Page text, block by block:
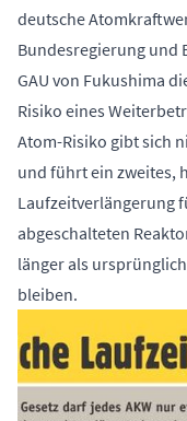
deutsche
Bundesregierung und
GAU von Fukushima
Risiko eines
Atom-Risiko gibt sich
und führt ein zweites,
Laufzeitverlängerung
abgeschalteten
länger als
bleiben.